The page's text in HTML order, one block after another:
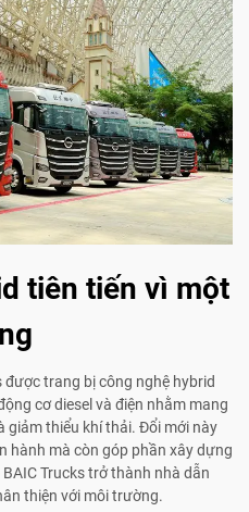
tiên tiến vì một
được trang bị công nghệ hybrid
cơ diesel và điện nhằm mang
giảm thiểu khí thải. Đổi mới này
hành mà còn góp phần xây dựng
Trucks trở thành nhà dẫn
thiện với môi trường.